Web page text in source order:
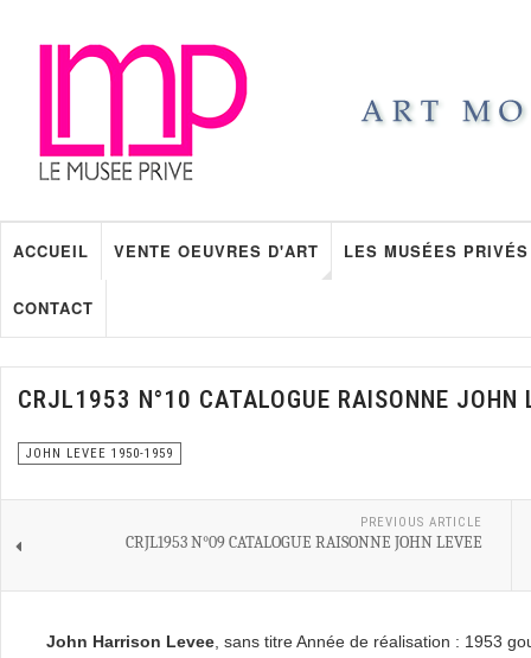
ACCUEIL VENTE OEUVRES D'ART LES MUSÉES PRIVÉS
CONTACT
CRJL1953 N°10 CATALOGUE RAISONNE JOHN
JOHN LEVEE 1950-1959
PREVIOUS ARTICLE
CRJL1953 N°09 CATALOGUE RAISONNE JOHN LEVEE
John Harrison Levee , sans titre Année de réalisation : 1953